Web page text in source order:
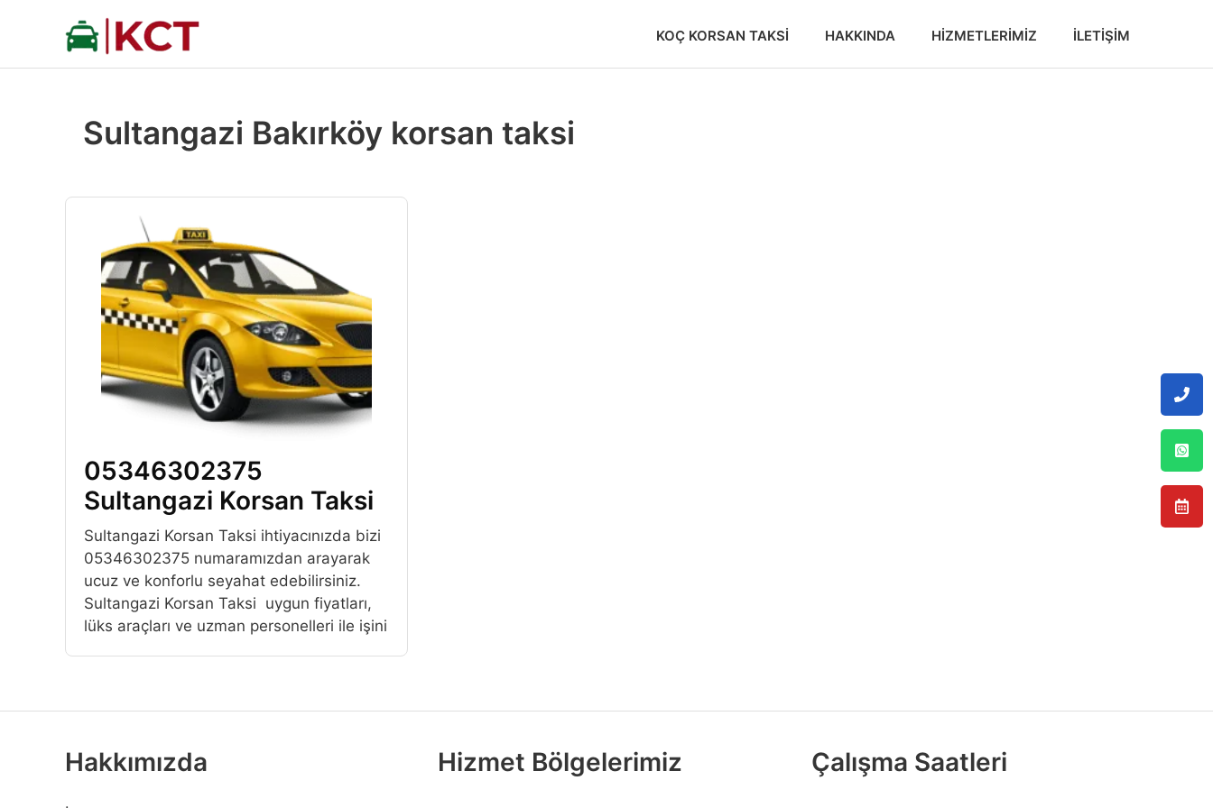
KOÇ KORSAN TAKSI HAKKINDA HIZMETLERIMIZ İLETIŞIM
Sultangazi Bakırköy korsan taksi
05346302375
Sultangazi Korsan Taksi
Sultangazi Korsan Taksi ihtiyacınızda bizi
05346302375 numaramızdan arayarak
ucuz ve konforlu seyahat edebilirsiniz.
Sultangazi Korsan Taksi uygun fiyatları,
lüks araçları ve uzman personelleri ile işini
Hakkımızda Hizmet Bölgelerimiz Çalışma Saatleri